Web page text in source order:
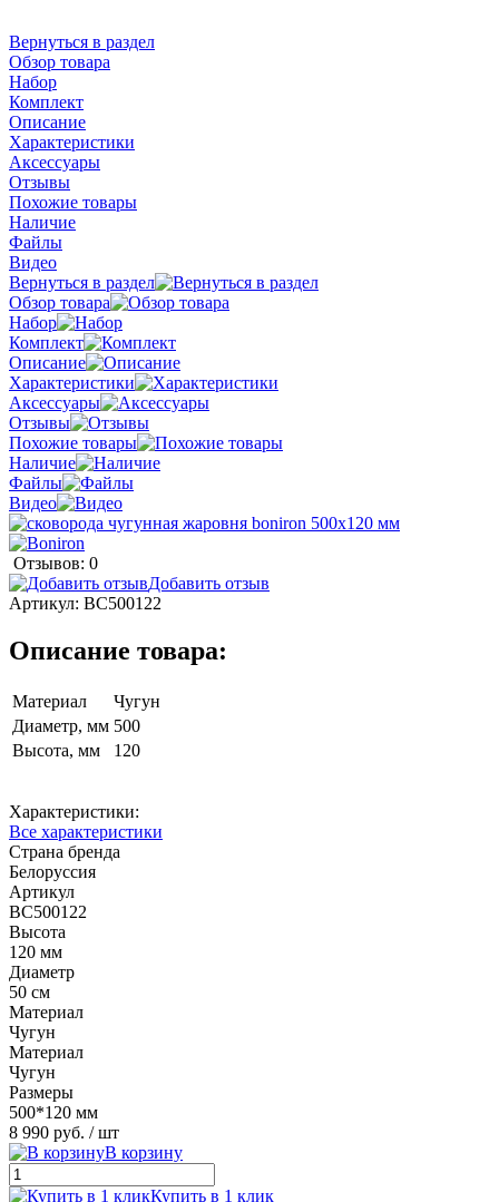
Вернуться в раздел
Обзор товара
Набор
Комплект
Описание
Характеристики
Аксессуары
Отзывы
Похожие товары
Наличие
Файлы
Видео
Вернуться в раздел
Обзор товара
Набор
Комплект
Описание
Характеристики
Аксессуары
Отзывы
Похожие товары
Наличие
Файлы
Видео
Отзывов: 0
Добавить отзыв
Артикул: BС500122
Описание товара:
Материал
Чугун
Диаметр, мм 500
Высота, мм
120
Характеристики:
Все характеристики
Страна бренда
Белоруссия
Артикул
BС500122
Высота
120 мм
Диаметр
50 см
Материал
Чугун
Материал
Чугун
Размеры
500*120 мм
8 990 руб. / шт
В корзину
Купить в 1 клик